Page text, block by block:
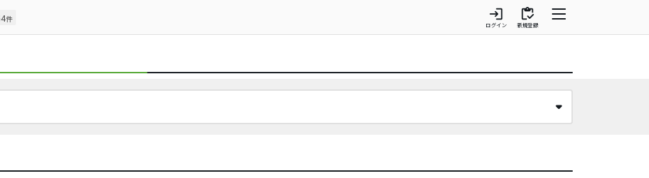
件 login
ログイン
inventory
新規登録